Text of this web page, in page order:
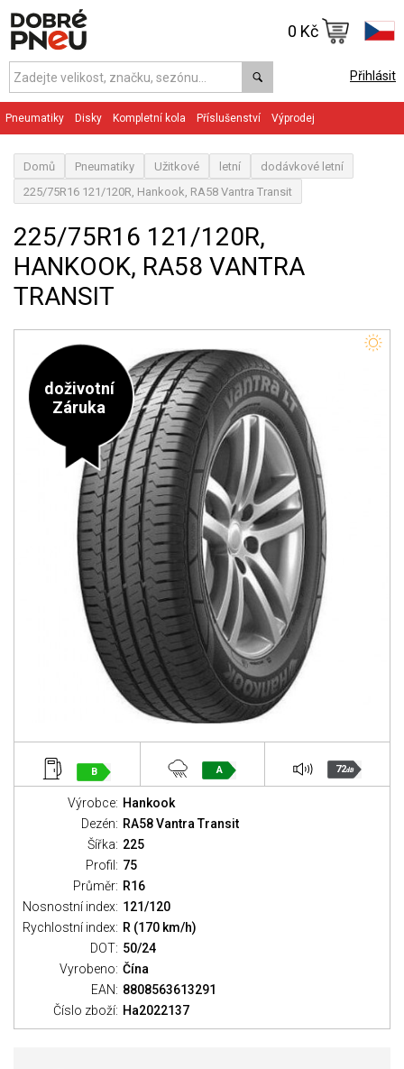
Přihlásit
0 Kč
Pneumatiky Disky Kompletní kola Příslušenství Výprodej
Domů Pneumatiky Užitkové letní
dodávkové letní
225/75R16 121/120R, Hankook, RA58 Vantra Transit
225/75R16 121/120R,
HANKOOK, RA58 VANTRA
TRANSIT
doživotní
Záruka
B A 72dB
Výrobce: Hankook
Dezén: RA58 Vantra Transit
Šířka: 225
Profil: 75
Průměr: R16
Nosnostní index: 121/120
Rychlostní index: R (170 km/h)
DOT: 50/24
Vyrobeno: Čína
EAN: 8808563613291
Číslo zboží: Ha2022137